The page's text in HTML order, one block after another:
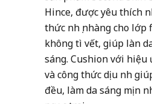
Hince, được yêu thích
thức nhẹ nhàng cho
không tì vết, giúp làn
sáng. Cushion với hiệu
và công thức dịu nhẹ
đều, làm da sáng mịn